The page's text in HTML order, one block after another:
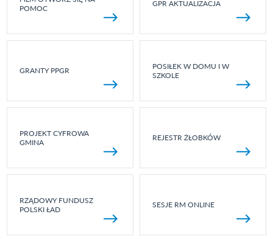
POMOC
GPR AKTUALIZACJA
GRANTY PPGR
POSIŁEK W DOMU I W
SZKOLE
PROJEKT CYFROWA
GMINA
REJESTR ŻŁOBKÓW
RZĄDOWY FUNDUSZ
POLSKI ŁAD
SESJE RM ONLINE